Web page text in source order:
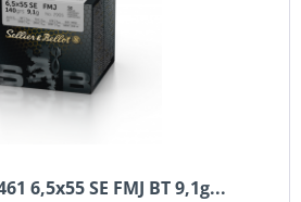
6,5x55 SE FMJ BT 9,1g...